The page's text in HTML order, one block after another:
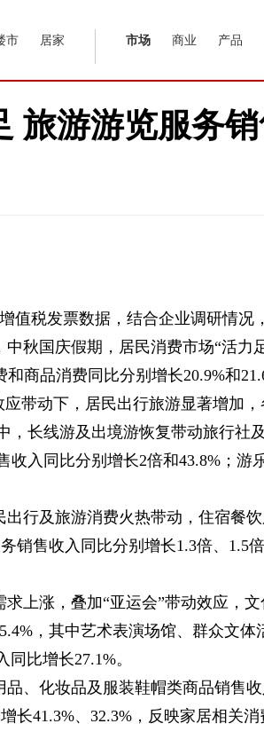
市 居家 市场 商业 产品
旅游游览服务
值税发票数据，结合企业调研情况
秋国庆假期，居民消费市场“活力
商品消费同比分别增长20.9%和
带动下，居民出行旅游显著增加，
，长线游及出境游恢复带动旅行社
入同比分别增长2倍和43.8%；游
行及旅游消费火热带动，住宿餐
销售收入同比分别增长1.3倍、1.5倍
上涨，叠加“亚运会”带动效应，
，其中艺术表演场馆、群众文体
比增长27.1%。
、化妆品及服装鞋帽类商品销售
长41.3%、32.3%，反映家居相关消